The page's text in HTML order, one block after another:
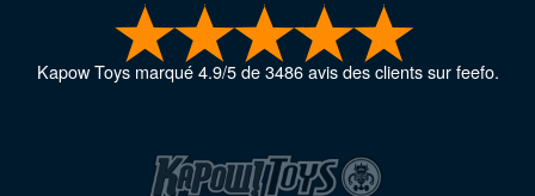
Kapow Toysmarqué4.9/5de3486avis des clients sur feefo.